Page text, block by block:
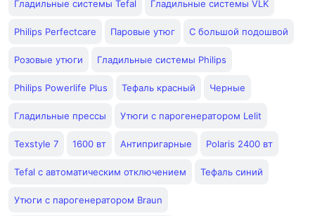
Гладильные системы Tefal Гладильные системы VLK
Philips Perfectcare Паровые утюг С большой подошвой
Розовые утюги Гладильные системы Philips
Philips Powerlife Plus Тефаль красный Черные
Гладильные прессы Утюги с парогенератором Lelit
Texstyle 7 1600 вт Антипригарные Polaris 2400 вт
Tefal с автоматическим отключением Тефаль синий
Утюги с парогенератором Braun